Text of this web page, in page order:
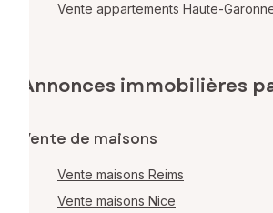
Vente appartements Haute-
Annonces immobilières
Vente de maisons
Vente maisons Reims
Vente maisons Nice